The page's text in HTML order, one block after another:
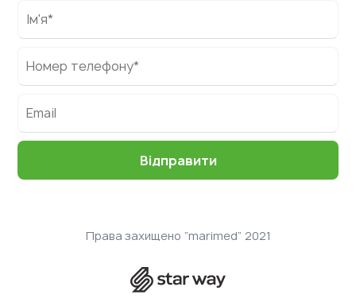
Права захищено “marimed” 2021